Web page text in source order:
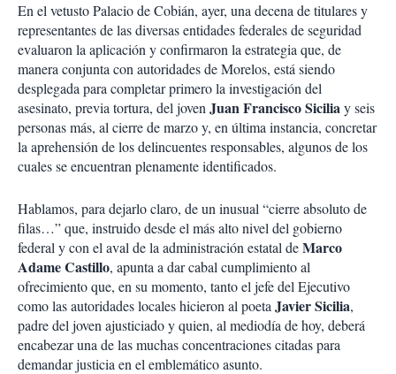
m
p
a
t
i
r
En el vetusto Palacio de Cobián, ayer, una decena de titulares y
representantes de las diversas entidades federales de seguridad
evaluaron la aplicación y confirmaron la estrategia que, de
manera conjunta con autoridades de Morelos, está siendo
desplegada para completar primero la investigación del
asesinato, previa tortura, del joven Juan Francisco Siciliay seis
personas más, al cierre de marzo y, en última instancia, concretar
la aprehensión de los delincuentes responsables, algunos de los
cuales se encuentran plenamente identificados.
Hablamos, para dejarlo claro, de un inusual “cierre absoluto de
filas…” que, instruido desde el más alto nivel del gobierno
federal y con el aval de la administración estatal deMarco
Adame Castillo, apunta a dar cabal cumplimiento al
ofrecimiento que, en su momento, tanto el jefe del Ejecutivo
como las autoridades locales hicieron al poeta Javier Sicilia,
padre del joven ajusticiado y quien, al mediodía de hoy, deberá
encabezar una de las muchas concentraciones citadas para
demandar justicia en el emblemático asunto.